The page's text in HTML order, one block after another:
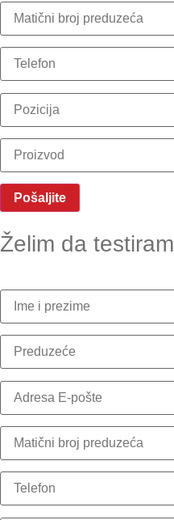
Želim da testiram